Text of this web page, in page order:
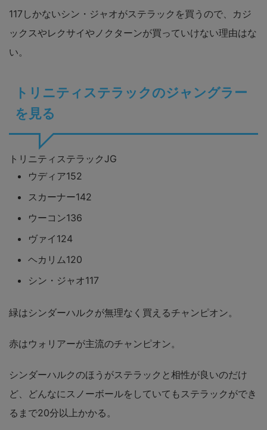
117しかないシン・ジャオがステラックを買うので、カジ
ックスやレクサイやノクターンが買っていけない理由はな
い。
トリニティステラックのジャングラー
を見る
トリニティステラックJG
ウディア152
スカーナー142
ウーコン136
ヴァイ124
ヘカリム120
シン・ジャオ117
緑はシンダーハルクが無理なく買えるチャンピオン。
赤はウォリアーが主流のチャンピオン。
シンダーハルクのほうがステラックと相性が良いのだけ
ど、どんなにスノーボールをしていてもステラックができ
るまで20分以上かかる。